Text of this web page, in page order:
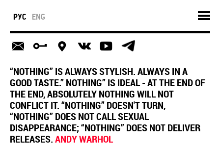
РУС ENG
“NOTHING” IS ALWAYS STYLISH. ALWAYS IN A
GOOD TASTE.” NOTHING” IS IDEAL - AT THE END OF
THE END, ABSOLUTELY NOTHING WILL NOT
CONFLICT IT. “NOTHING” DOESN'T TURN,
“NOTHING” DOES NOT CALL SEXUAL
DISAPPEARANCE; “NOTHING” DOES NOT DELIVER
RELEASES.ANDY WARHOL